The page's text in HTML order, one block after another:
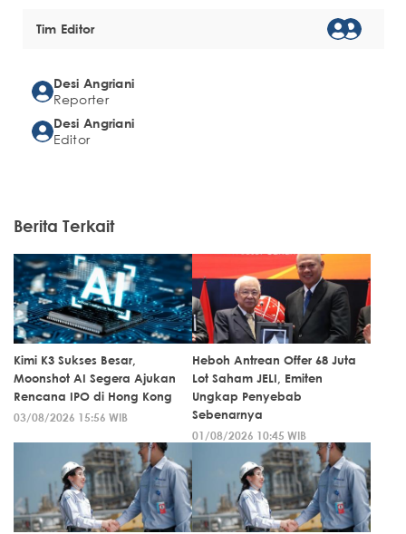
Tim Editor
Desi Angriani
Reporter
Desi Angriani
Editor
Berita Terkait
Kimi K3 Sukses Besar,
Moonshot AI Segera Ajukan
Rencana IPO di Hong Kong
03/08/2026 15:56 WIB
Heboh Antrean Offer 68 Juta
Lot Saham JELI, Emiten
Ungkap Penyebab
Sebenarnya
01/08/2026 10:45 WIB